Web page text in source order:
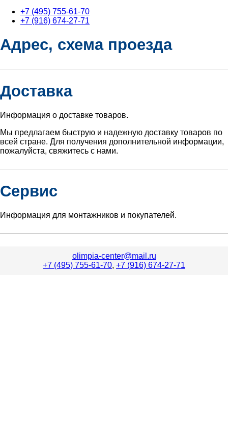
+7 (495) 755-61-70
+7 (916) 674-27-71
Адрес, схема проезда
Доставка
Информация о доставке товаров.
Мы предлагаем быструю и надежную доставку товаров по
всей стране. Для получения дополнительной информации,
пожалуйста, свяжитесь с нами.
Сервис
Информация для монтажников и покупателей.
olimpia-center@mail.ru
+7 (495) 755-61-70, +7 (916) 674-27-71